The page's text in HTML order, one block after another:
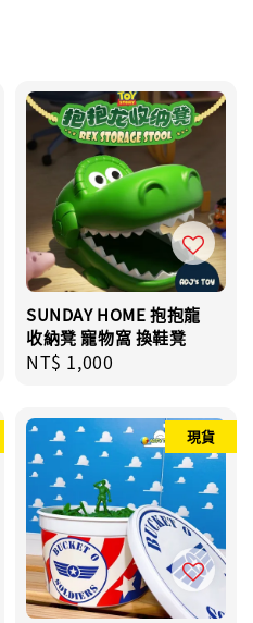
SUNDAY HOME 抱抱龍
收納凳 寵物窩 換鞋凳
Regular
NT$ 1,000
現貨